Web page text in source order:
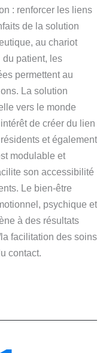
: renforcer les liens
de la solution
au chariot
patient, les
permettent au
La solution
vers le monde
de créer du lien
et également
modulable et
son accessibilité
Le bien-être
psychique et
à des résultats
facilitation des soins
contact.